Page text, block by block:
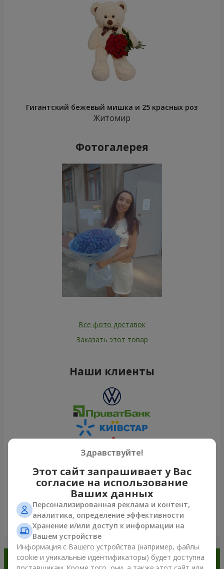
Гигантский бежевый мишка и 25 красных роз
Житомир
Фотогалерея
Все фото доставок
Заказать этот товар
Наши клиенты
Посмотреть все
Заказывайте в приложении
Здравствуйте!
Этот сайт запрашивает у Вас
согласие на использование
Ваших данных
Персонализированная реклама и контент,
аналитика, определение эффективности
Хранение и/или доступ к информации на
Вашем устройстве
Информация с Вашего устройства (например, файлы
cookie и уникальные идентификаторы) будет доступна